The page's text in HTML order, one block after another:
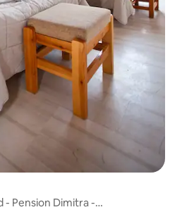
- Pension Dimitra -